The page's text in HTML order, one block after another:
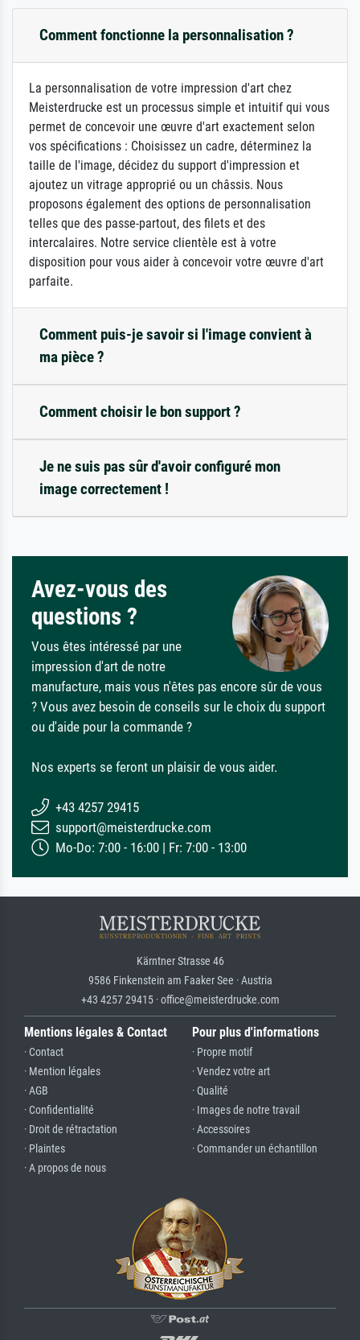
Comment fonctionne la personnalisation ?
La personnalisation de votre impression d'art chez
Meisterdrucke est un processus simple et intuitif qui vous
permet de concevoir une œuvre d'art exactement selon
vos spécifications : Choisissez un cadre, déterminez la
taille de l'image, décidez du support d'impression et
ajoutez un vitrage approprié ou un châssis. Nous
proposons également des options de personnalisation
telles que des passe-partout, des filets et des
intercalaires. Notre service clientèle est à votre
disposition pour vous aider à concevoir votre œuvre d'art
parfaite.
Comment puis-je savoir si l'image convient à
ma pièce ?
Comment choisir le bon support ?
Je ne suis pas sûr d'avoir configuré mon
image correctement !
Avez-vous des
questions ?
Vous êtes intéressé par une
impression d'art de notre
manufacture, mais vous n'êtes pas encore sûr de vous
? Vous avez besoin de conseils sur le choix du support
ou d'aide pour la commande ?
Nos experts se feront un plaisir de vous aider.
+43 4257 29415
support@meisterdrucke.com
Mo-Do: 7:00 - 16:00 | Fr: 7:00 - 13:00
Kärntner Strasse 46
9586 Finkenstein am Faaker See · Austria
+43 4257 29415 · office@meisterdrucke.com
Mentions légales & Contact
· Contact
· Mention légales
· AGB
· Confidentialité
· Droit de rétractation
· Plaintes
· A propos de nous
Pour plus d'informations
· Propre motif
· Vendez votre art
· Qualité
· Images de notre travail
· Accessoires
· Commander un échantillon